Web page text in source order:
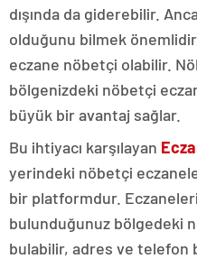
dışında da giderebilir.
olduğunu bilmek
eczane nöbetçi olabilir.
bölgenizdeki nöbetçi
büyük bir avantaj sağlar.
Bu ihtiyacı karşılayan
yerindeki nöbetçi
bir platformdur.
bulunduğunuz bölgedeki
bulabilir, adres ve telefon